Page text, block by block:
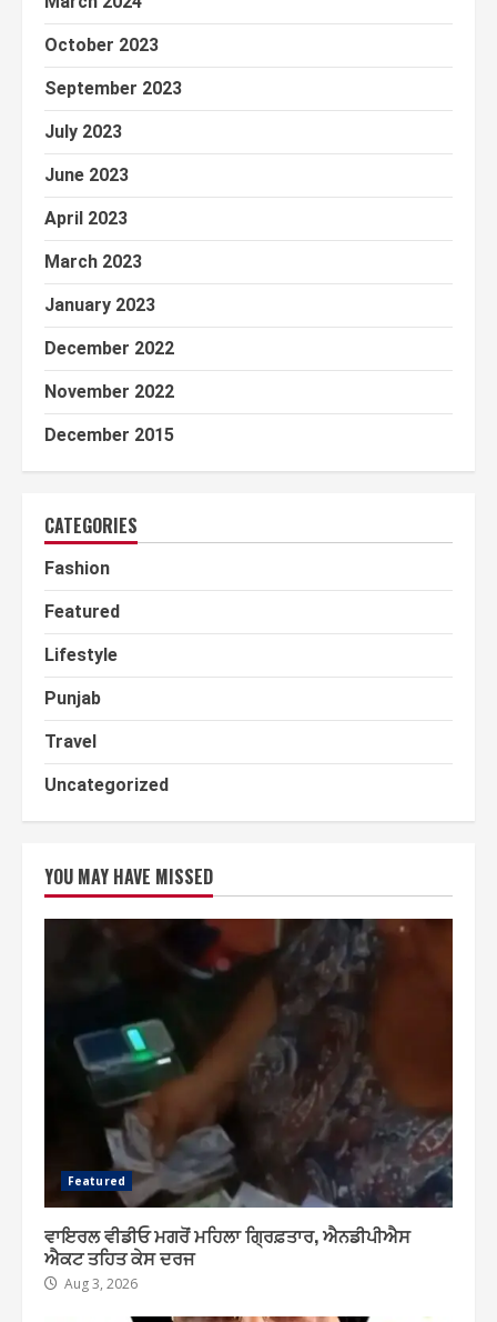
October 2023
September 2023
July 2023
June 2023
April 2023
March 2023
January 2023
December 2022
November 2022
December 2015
CATEGORIES
Fashion
Featured
Lifestyle
Punjab
Travel
Uncategorized
YOU MAY HAVE MISSED
Featured
ਵਾਇਰਲ ਵੀਡੀਓ ਮਗਰੋਂ ਮਹਿਲਾ ਗ੍ਰਿਫ਼ਤਾਰ, ਐਨਡੀਪੀਐਸ
ਐਕਟ ਤਹਿਤ ਕੇਸ ਦਰਜ
Aug 3, 2026